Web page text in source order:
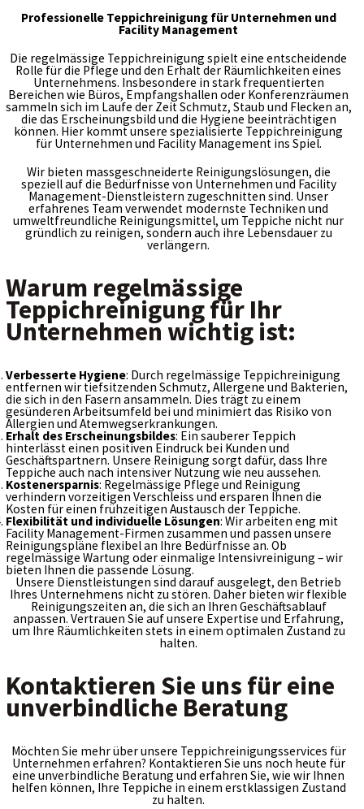
Skip
content
Kontakt
Professionelle Teppichreinigung für Unternehmen und
Facility Management
Die regelmässige Teppichreinigung spielt eine entscheidende
Rolle für die Pflege und den Erhalt der Räumlichkeiten eines
Unternehmens. Insbesondere in stark frequentierten
Bereichen wie Büros, Empfangshallen oder Konferenzräumen
sammeln sich im Laufe der Zeit Schmutz, Staub und Flecken an,
die das Erscheinungsbild und die Hygiene beeinträchtigen
können. Hier kommt unsere spezialisierte Teppichreinigung
für Unternehmen und Facility Management ins Spiel.
Wir bieten massgeschneiderte Reinigungslösungen, die
speziell auf die Bedürfnisse von Unternehmen und Facility
Management-Dienstleistern zugeschnitten sind. Unser
erfahrenes Team verwendet modernste Techniken und
umweltfreundliche Reinigungsmittel, um Teppiche nicht nur
gründlich zu reinigen, sondern auch ihre Lebensdauer zu
verlängern.
Warum regelmässige
Teppichreinigung für Ihr
Unternehmen wichtig ist:
Verbesserte Hygiene: Durch regelmässige Teppichreinigung
entfernen wir tiefsitzenden Schmutz, Allergene und Bakterien,
die sich in den Fasern ansammeln. Dies trägt zu einem
gesünderen Arbeitsumfeld bei und minimiert das Risiko von
Allergien und Atemwegserkrankungen.
Erhalt des Erscheinungsbildes: Ein sauberer Teppich
hinterlässt einen positiven Eindruck bei Kunden und
Geschäftspartnern. Unsere Reinigung sorgt dafür, dass Ihre
Teppiche auch nach intensiver Nutzung wie neu aussehen.
Kostenersparnis: Regelmässige Pflege und Reinigung
verhindern vorzeitigen Verschleiss und ersparen Ihnen die
Kosten für einen frühzeitigen Austausch der Teppiche.
Flexibilität und individuelle Lösungen: Wir arbeiten eng mit
Facility Management-Firmen zusammen und passen unsere
Reinigungspläne flexibel an Ihre Bedürfnisse an. Ob
regelmässige Wartung oder einmalige Intensivreinigung – wir
bieten Ihnen die passende Lösung.
Unsere Dienstleistungen sind darauf ausgelegt, den Betrieb
Ihres Unternehmens nicht zu stören. Daher bieten wir flexible
Reinigungszeiten an, die sich an Ihren Geschäftsablauf
anpassen. Vertrauen Sie auf unsere Expertise und Erfahrung,
um Ihre Räumlichkeiten stets in einem optimalen Zustand zu
halten.
Kontaktieren Sie uns für eine
unverbindliche Beratung
Möchten Sie mehr über unsere Teppichreinigungsservices für
Unternehmen erfahren? Kontaktieren Sie uns noch heute für
eine unverbindliche Beratung und erfahren Sie, wie wir Ihnen
helfen können, Ihre Teppiche in einem erstklassigen Zustand
zu halten.